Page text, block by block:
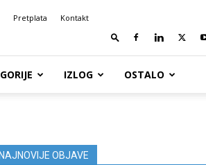
Pretplata Kontakt
IZLOG OSTALO
NAJNOVIJE OBJAVE